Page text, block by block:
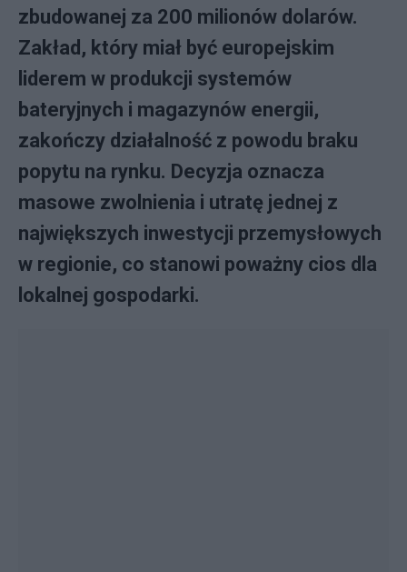
zbudowanej za 200 milionów dolarów.
Zakład, który miał być europejskim
liderem w produkcji systemów
bateryjnych i magazynów energii,
zakończy działalność z powodu braku
popytu na rynku. Decyzja oznacza
masowe zwolnienia i utratę jednej z
największych inwestycji przemysłowych
w regionie, co stanowi poważny cios dla
lokalnej gospodarki.